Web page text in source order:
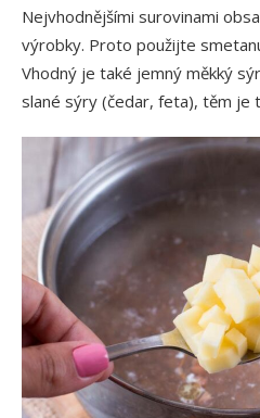
Nejvhodnějšími surovinami
výrobky. Proto použijte
Vhodný je také jemný měkký
slané sýry (čedar, feta), těm je